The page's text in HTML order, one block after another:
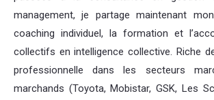
management, je partage maintenant
coaching individuel, la formation et
collectifs en intelligence collective. Riche
professionnelle dans les secteurs
marchands (Toyota, Mobistar, GSK, Les